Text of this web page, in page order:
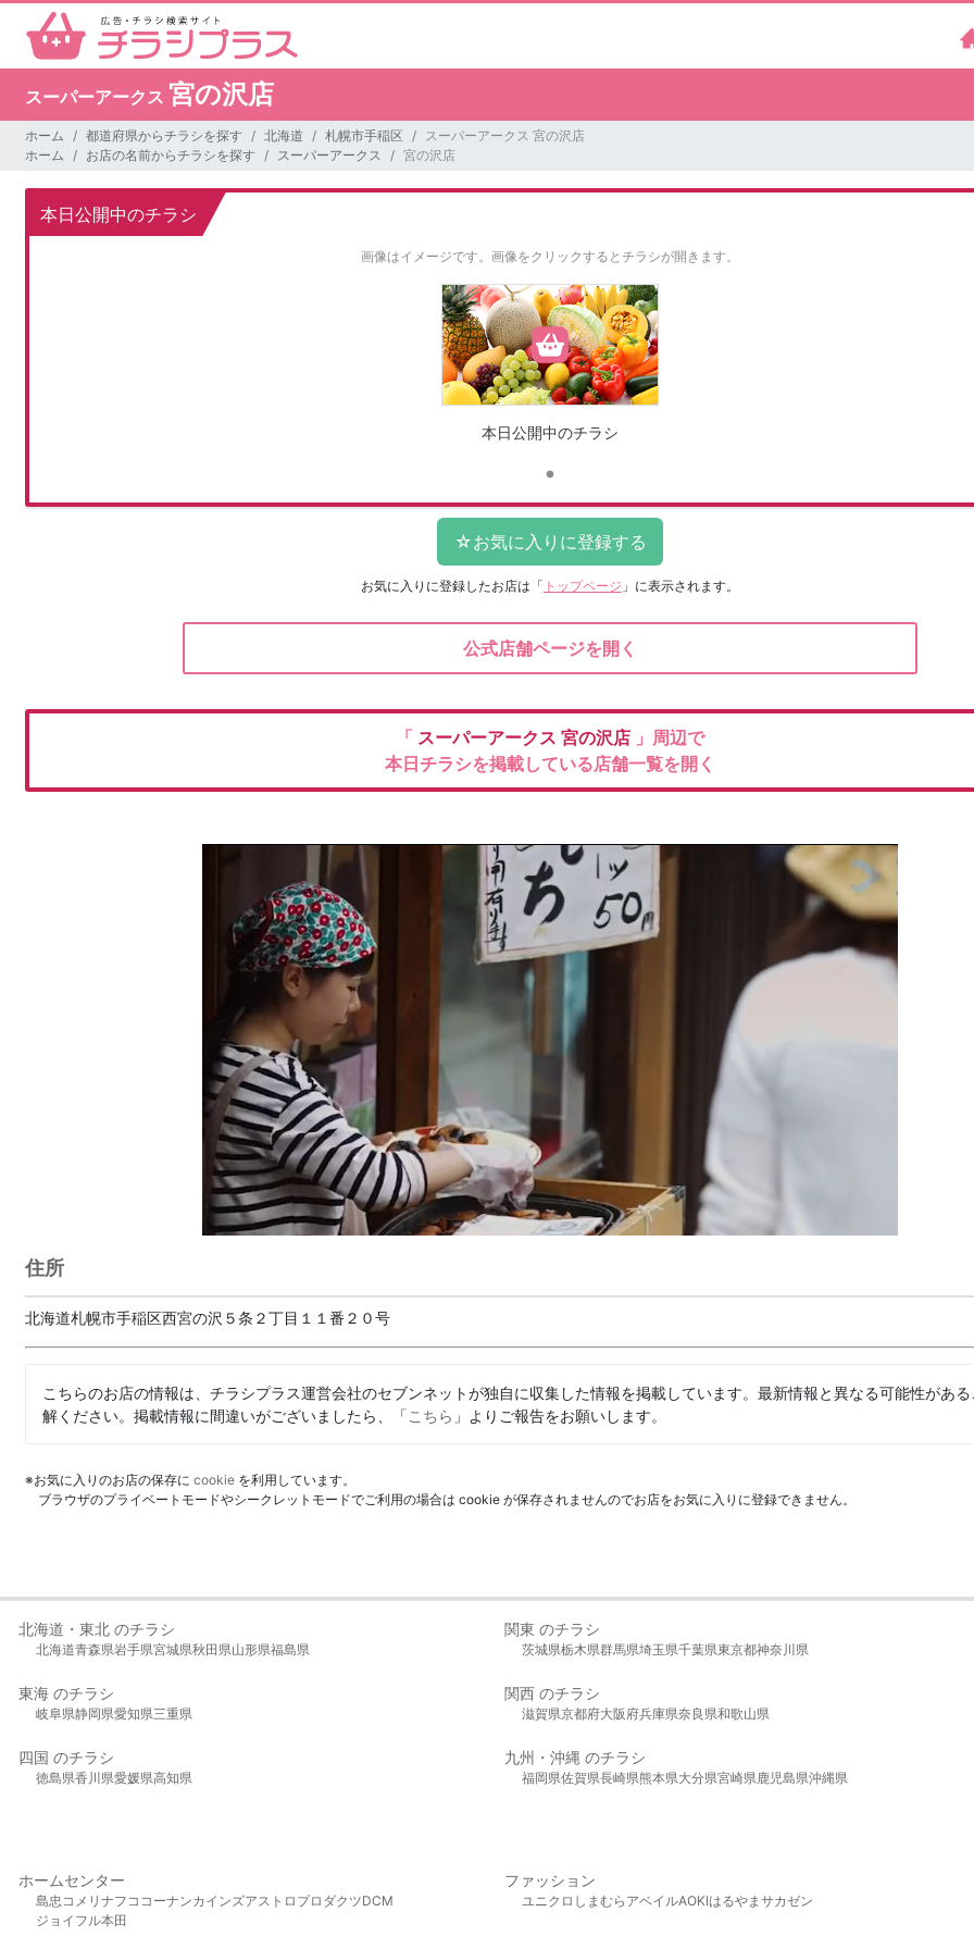
スーパーアークス 宮の沢店
ホーム 都道府県からチラシを探す 北海道 札幌市手稲区
スーパーアークス 宮の沢店
ホーム
お店の名前からチラシを探す スーパーアークス 宮の沢店
本日公開中のチラシ
画像はイメージです。 画像をクリックするとチラシが開きます。
本日公開中のチラシ
お気に入りに登録したお店は 「 トップページ 」に表示されます。
公式店舗ページを開く
「 スーパーアークス 宮の沢店 」周辺で
本日チラシを掲載している店舗一覧を開く
住所
北海道札幌市手稲区西宮の沢５条２丁目１１番２０号
こちらのお店の情報は、チラシプラス運営会社のセブンネットが独自に収集した情報を掲載しています。最新情報と異なる可能性があ
解ください。掲載情報に間違いがございましたら、「こちら 」よりご報告をお願いします。
※お気に入りのお店の保存に cookie を利用しています。
ブラウザのプライベートモードやシークレットモードでご利用の場合は cookie が保存されませんのでお店をお気に入りに登録できません。
北海道・東北 のチラシ
北海道青森県岩手県宮城県秋田県山形県福島県
関東 のチラシ
茨城県栃木県群馬県埼玉県千葉県東京都神奈川県
東海 のチラシ
岐阜県静岡県愛知県三重県
関西 のチラシ
滋賀県京都府大阪府兵庫県奈良県和歌山県
四国 のチラシ
徳島県香川県愛媛県高知県
九州・沖縄 のチラシ
福岡県佐賀県長崎県熊本県大分県宮崎県鹿児島県沖縄県
ホームセンター
島忠 コメリ ナフコ コーナンカインズアストロプロダクツDCM
ジョイフル本田
ファッション
ユニクロ しまむら アベイルAOKIはるやま サカゼン